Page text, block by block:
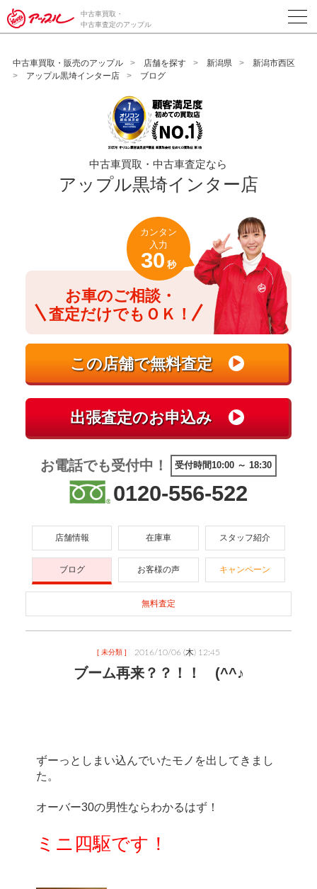
/*ABテスト_新規査定フォームの為のCVボタン*/
中古車買取・
中古車査定のアップル
中古車買取・販売のアップル 店舗を探す 新潟県
新潟市西区
アップル黒埼インター店
ブログ
中古車買取・中古車査定なら
アップル黒埼インター店
お車のご相談・
査定だけでもＯＫ！
カンタン
入力
30 秒
お電話でも受付中！ 受付時間10:00 ～ 18:30
0120-556-522
店舗情報 在庫車 スタッフ紹介
ブログ お客様の声 キャンペーン
無料査定
[ 未分類 ] 2016/10/06 (木) 12:45
ブーム再来？？！！ (^^♪
ずーっとしまい込んでいたモノを出してきまし
た。
オーバー30の男性ならわかるはず！
ミニ四駆です！